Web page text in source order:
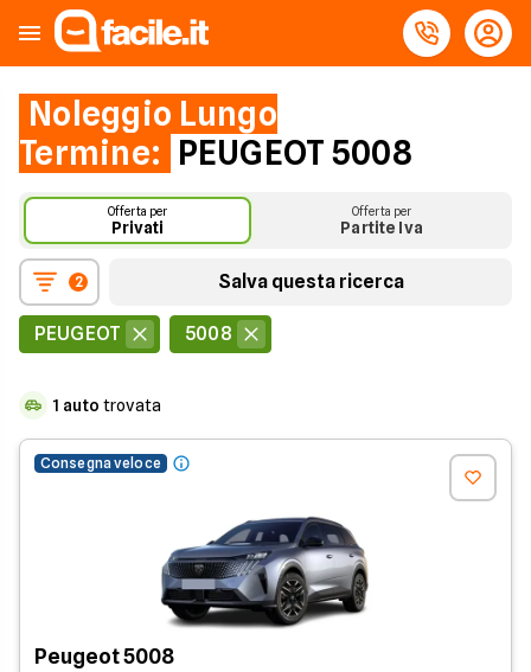
Noleggio Lungo
Termine: PEUGEOT 5008
Offerta per
Privati
Offerta per
Partite Iva
2 Salva questa ricerca
PEUGEOT 5008
1 auto trovata
Consegna veloce
Peugeot 5008